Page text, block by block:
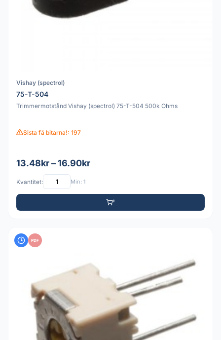
Vishay (spectrol)
75-T-504
Trimmermotstånd Vishay (spectrol) 75-T-504 500k Ohms
Sista få bitarna!: 197
13.48kr – 16.90kr
Kvantitet: Min: 1
PDF